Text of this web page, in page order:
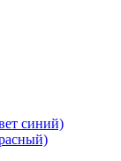
синий)